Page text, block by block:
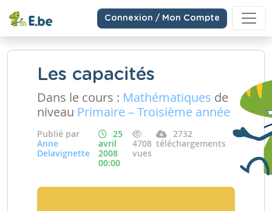
Connexion / Mon Compte
Les capacités
Dans le cours : Mathématiques de
niveau Primaire – Troisième année
Publié par
Anne
Delavignette
25
avril
2008
00:00
4708
vues
2732
téléchargements